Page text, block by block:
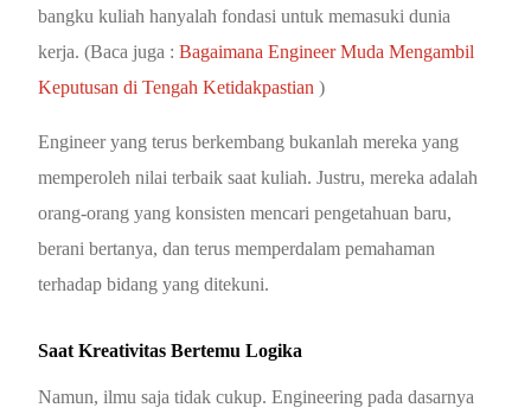
bangku kuliah hanyalah fondasi untuk memasuki dunia
kerja. (Baca juga :Bagaimana Engineer Muda Mengambil
Keputusan di Tengah Ketidakpastian )
Engineer yang terus berkembang bukanlah mereka yang
memperoleh nilai terbaik saat kuliah. Justru, mereka adalah
orang-orang yang konsisten mencari pengetahuan baru,
berani bertanya, dan terus memperdalam pemahaman
terhadap bidang yang ditekuni.
Saat Kreativitas Bertemu Logika
Namun, ilmu saja tidak cukup. Engineering pada dasarnya